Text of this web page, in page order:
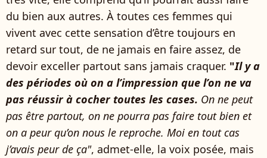
du bien aux autres. À toutes ces femmes qui
vivent avec cette sensation d’être toujours en
retard sur tout, de ne jamais en faire assez, de
devoir exceller partout sans jamais craquer. "Il y a
des périodes où on a l’impression que l’on ne va
pas réussir à cocher toutes les cases. On ne peut
pas être partout, on ne pourra pas faire tout bien et
on a peur qu’on nous le reproche. Moi en tout cas
j’avais peur de ça", admet-elle, la voix posée, mais